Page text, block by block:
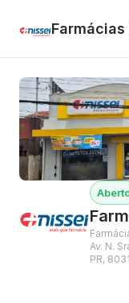
Farmácias
Av. N.
PR,